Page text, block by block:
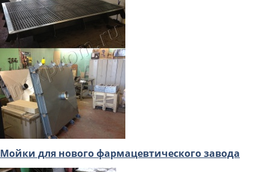
Мойки для нового фармацевтического завода